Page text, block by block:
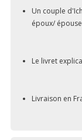
Un couple
époux/
Le livret
Livraison en